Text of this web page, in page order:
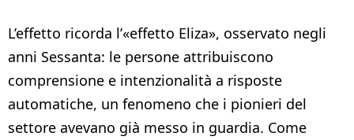
L’effetto ricorda l’«effetto Eliza», osservato negli
anni Sessanta: le persone attribuiscono
comprensione e intenzionalità a risposte
automatiche, un fenomeno che i pionieri del
settore avevano già messo in guardia. Come